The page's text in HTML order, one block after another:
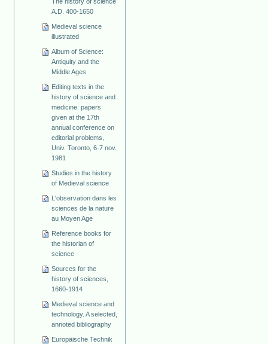
The history of science
A.D. 400-1650
Medieval science
illustrated
Album of Science:
Antiquity and the
Middle Ages
Editing texts in the
history of science and
medicine: papers
given at the 17th
annual conference on
editorial problems,
Univ. Toronto, 6-7 nov.
1981
Studies in the history
of Medieval science
L'observation dans les
sciences de la nature
au Moyen Age
Reference books for
the historian of
science
Sources for the
history of sciences,
1660-1914
Medieval science and
technology. A selected,
annoted bibliography
Europäische Technik